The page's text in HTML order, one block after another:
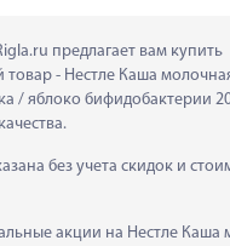
предлагает вам купить
- Нестле Каша
/ яблоко бифидобактерии
без учета скидок и
акции на Нестле Каша